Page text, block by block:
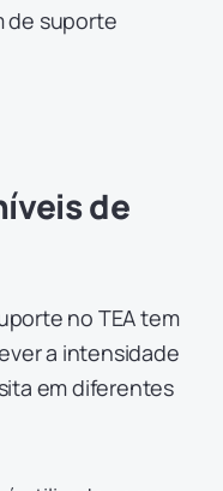
de suporte
de
no TEA tem
a intensidade
em diferentes